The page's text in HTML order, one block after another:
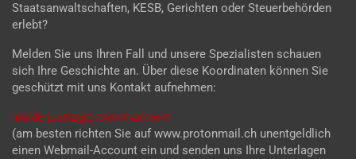
Staatsanwaltschaften, KESB, Gerichten oder Steuerbehörden
erlebt?
Melden Sie uns Ihren Fall und unsere Spezialisten schauen
sich Ihre Geschichte an. Über diese Koordinaten können Sie
geschützt mit uns Kontakt aufnehmen:
inside-justiz@protonmail.com
(am besten richten Sie auf www.protonmail.ch unentgeldlich
einen Webmail-Account ein und senden uns Ihre Unterlagen